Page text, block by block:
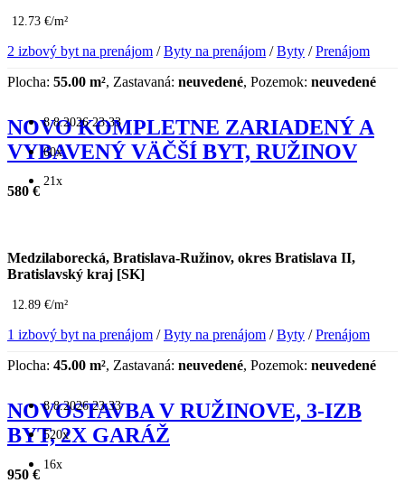
12.73 €/m²
2 izbový byt na prenájom /Byty na prenájom /Byty /Prenájom
Plocha: 55.00 m², Zastavaná: neuvedené, Pozemok: neuvedené
8.8.2026 23:33
60x
21x
NOVO KOMPLETNE ZARIADENÝ A
VYBAVENÝ VÄČŠÍ BYT, RUŽINOV
580 €
Medzilaborecká, Bratislava-Ružinov, okres Bratislava II,
Bratislavský kraj [SK]
12.89 €/m²
1 izbový byt na prenájom /Byty na prenájom /Byty /Prenájom
Plocha: 45.00 m², Zastavaná: neuvedené, Pozemok: neuvedené
8.8.2026 23:33
520x
16x
NOVOSTAVBA V RUŽINOVE, 3-IZB
BYT, 2X GARÁŽ
950 €